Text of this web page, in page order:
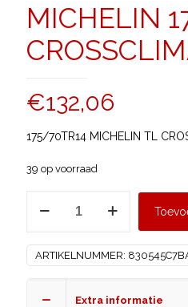
MICHELIN
€132,06
175/70TR14 MICHELIN TL
39 op voorraad
CROSSCLIMATE
ARTIKELNUMMER:
Extra informatie